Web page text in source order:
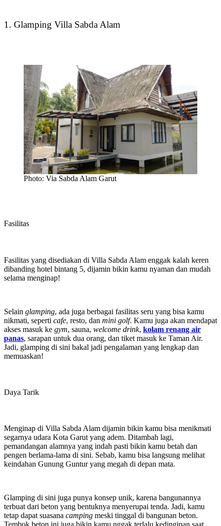
1. Glamping Villa Sabda Alam
Photo: Via Sabda Alam Garut
Fasilitas
Fasilitas yang disediakan di Villa Sabda Alam enggak kalah keren
dibanding hotel bintang 5, dijamin bikin kamu nyaman dan mudah
selama menginap!
Selain glamping, ada juga berbagai fasilitas seru yang bisa kamu
nikmati, seperti cafe, resto, dan mini golf. Kamu juga akan mendapat
akses masuk ke gym, sauna, welcome drink, kolam renang air
panas, sarapan untuk dua orang, dan tiket masuk ke Taman Air.
Jadi, glamping di sini bakal jadi pengalaman yang lengkap dan
memuaskan!
Daya Tarik
Menginap di Villa Sabda Alam dijamin bikin kamu bisa menikmati
segarnya udara Kota Garut yang adem. Ditambah lagi,
pemandangan alamnya yang indah pasti bikin kamu betah dan
pengen berlama-lama di sini. Sebab, kamu bisa langsung melihat
keindahan Gunung Guntur yang megah di depan mata.
Glamping di sini juga punya konsep unik, karena bangunannya
terbuat dari beton yang bentuknya menyerupai tenda. Jadi, kamu
tetap dapat suasana camping meski tinggal di bangunan beton.